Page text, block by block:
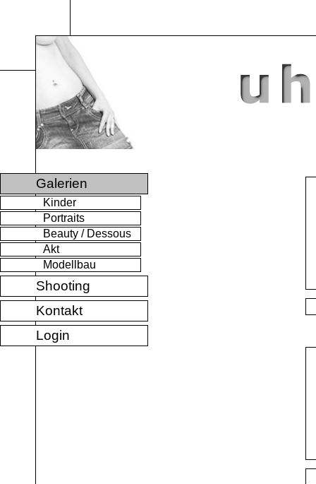
Galerien
Kinder
Portraits
Beauty / Dessous
Akt
Modellbau
Shooting
Kontakt
Login